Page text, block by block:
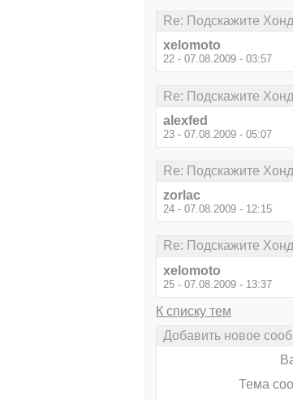
Re: Подскажите
xelomoto
22 - 07.08.2009 - 03:57
Re: Подскажите
alexfed
23 - 07.08.2009 - 05:07
Re: Подскажите
zorlac
24 - 07.08.2009 - 12:15
Re: Подскажите
xelomoto
25 - 07.08.2009 - 13:37
К списку тем
Добавить новое
Тема